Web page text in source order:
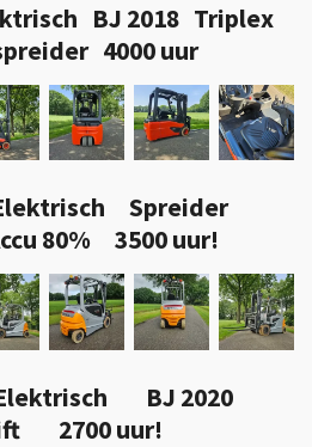
BJ 2018 Triplex
4000 uur
Spreider
80% 3500 uur!
BJ 2020
2700 uur!